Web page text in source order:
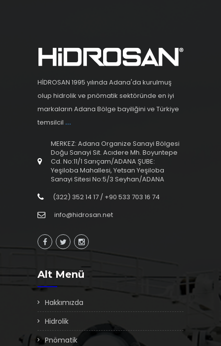
HİDROSAN 1995 yılında Adana'da kurulmuş
olup hidrolik ve pnömatik sektöründe en iyi
markaların Adana Bölge bayiliğini ve Türkiye
temsilcil ...
MERKEZ: Adana Organize Sanayi Bölgesi
Doğu Sanayi Sit. Acıdere Mh. Boyuntepe
Cd. No:11/1 Sarıçam/ADANA ŞUBE:
Yeşiloba Mahallesi, Yetsan Yeşiloba
Sanayi Sitesi No:5/3 Seyhan/ADANA
(322) 352 14 17 / +90 533 703 16 74
info@hidrosan.net
Alt Menü
Hakkımızda
Hidrolik
Pnömatik